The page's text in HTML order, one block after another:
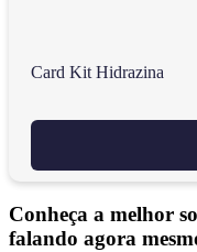
Card Kit Hidrazina
Conheça a melhor
falando agora